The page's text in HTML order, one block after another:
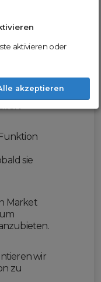
profitiere
dir
sie
Market
wir
zu
aktivieren oder
akzeptieren